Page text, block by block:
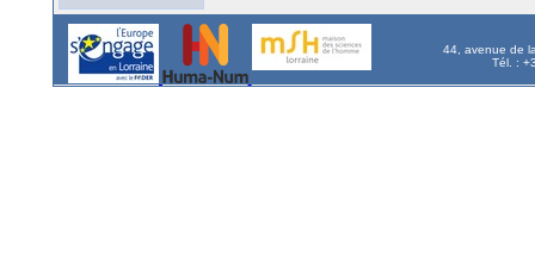
44, avenue de
Tél. :